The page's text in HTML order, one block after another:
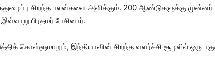
சிறந்த பலன்களை அளிக்கும். 200 ஆண்டுகளுக்கு
பிரதமர் பேசினார்.
கொள்ளுமாறும், இந்தியாவின் சிறந்த வளர்ச்சி சூழலில் ஒரு